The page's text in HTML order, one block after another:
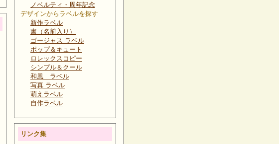
ノベルティ・周年記念
デザインからラベルを探す
新作ラベル
書（名前入り）
ゴージャス ラベル
ポップ＆キュート
ロレックスコピー
シンプル＆クール
和風 ラベル
写真 ラベル
萌えラベル
自作ラベル
リンク集